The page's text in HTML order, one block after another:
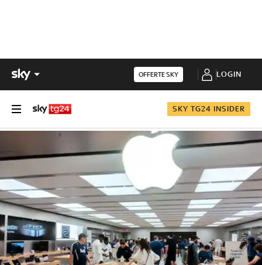
OFFERTE SKY LOGIN
SKY TG24 INSIDER